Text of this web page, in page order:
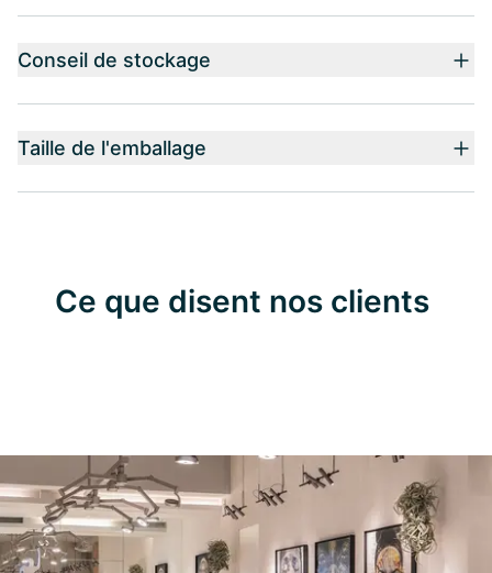
Conseil de stockage
Taille de l'emballage
Ce que disent nos clients